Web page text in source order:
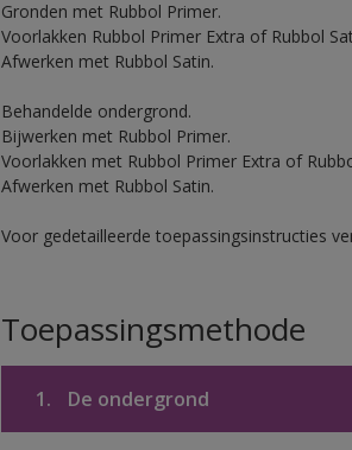
Gronden met Rubbol Primer.
Voorlakken Rubbol Primer Extra of Rubbol
Afwerken met Rubbol Satin.
Behandelde ondergrond.
Bijwerken met Rubbol Primer.
Voorlakken met Rubbol Primer Extra of
Afwerken met Rubbol Satin.
Voor gedetailleerde toepassingsinstructies
Toepassingsmethode
1. De ondergrond